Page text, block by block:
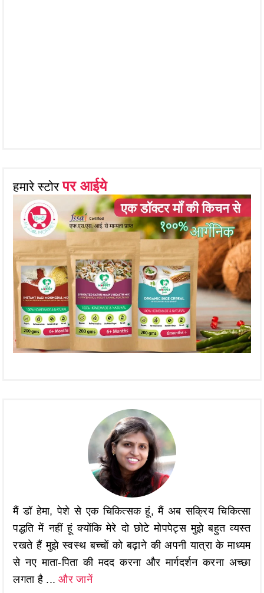
हमारे स्टोरपर आईये
मैं डॉ हेमा, पेशे से एक चिकित्सक हूं, मैं अब सक्रिय चिकित्सा
पद्धति में नहीं हूं क्योंकि मेरे दो छोटे मोपपेट्स मुझे बहुत व्यस्त
रखते हैं मुझे स्वस्थ बच्चों को बढ़ाने की अपनी यात्रा के माध्यम
से नए माता-पिता की मदद करना और मार्गदर्शन करना अच्छा
लगता है ...और जानें